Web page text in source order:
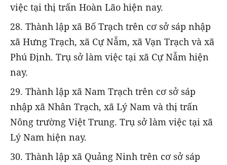
việc tại thị trấn Hoàn Lão hiện nay.
28. Thành lập xã Bố Trạch trên cơ sở sáp nhập
xã Hưng Trạch, xã Cự Nẫm, xã Vạn Trạch và xã
Phú Định. Trụ sở làm việc tại xã Cự Nẫm hiện
nay.
29. Thành lập xã Nam Trạch trên cơ sở sáp
nhập xã Nhân Trạch, xã Lý Nam và thị trấn
Nông trường Việt Trung. Trụ sở làm việc tại xã
Lý Nam hiện nay.
30. Thành lập xã Quảng Ninh trên cơ sở sáp